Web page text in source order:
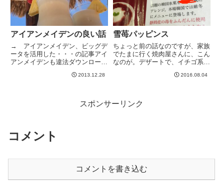
アイアンメイデンの良い話
→ アイアンメイデン、ビッグデ
ータを活用した・・・の記事アイ
アンメイデンも違法ダウンロード
り禁止したりするのではなく、
出したところ、収益もあがりファ
2013.12.28
雪苺パッピンス
ちょっと前の話なのですが、家族
でたまに行く焼肉屋さんに、こん
なのが。デザートで、イチゴ系が
私。まよわず注文！雪苺パッピン
た。また、このかき氷が細...
2016.08.04
スポンサーリンク
コメント
コメントを書き込む